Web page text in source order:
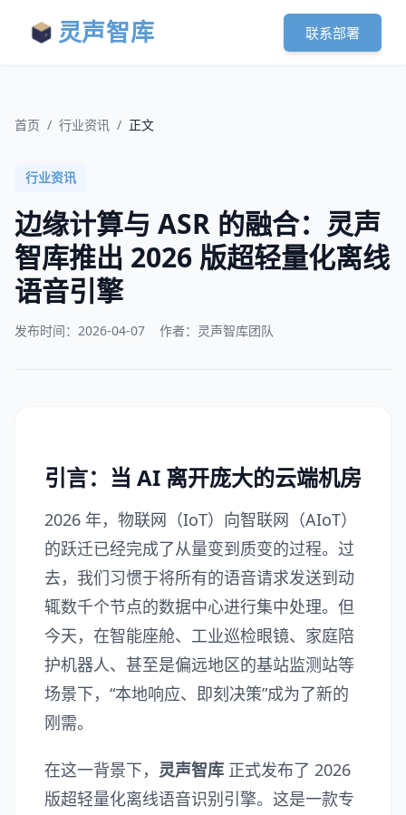
灵声智库 联系部署
首页 / 行业资讯 / 正文
行业资讯
边缘计算与 ASR 的融合：灵声
智库推出 2026 版超轻量化离线
语音引擎
发布时间： 2026-04-07 作者：灵声智库团队
引言：当 AI 离开庞大的云端机房
2026 年，物联网（IoT）向智联网（AIoT）
的跃迁已经完成了从量变到质变的过程。过
去，我们习惯于将所有的语音请求发送到动
辄数千个节点的数据中心进行集中处理。但
今天，在智能座舱、工业巡检眼镜、家庭陪
护机器人、甚至是偏远地区的基站监测站等
场景下，“本地响应、即刻决策”成为了新的
刚需。
在这一背景下， 灵声智库 正式发布了 2026
版超轻量化离线语音识别引擎。这是一款专